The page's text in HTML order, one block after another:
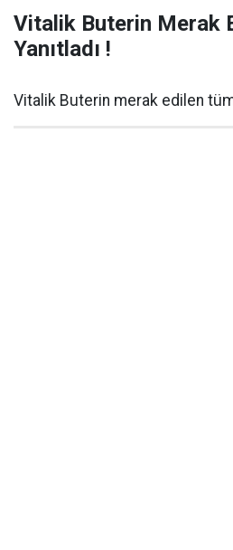
Vitalik Buterin Merak
Yanıtladı !
Vitalik Buterin merak edilen